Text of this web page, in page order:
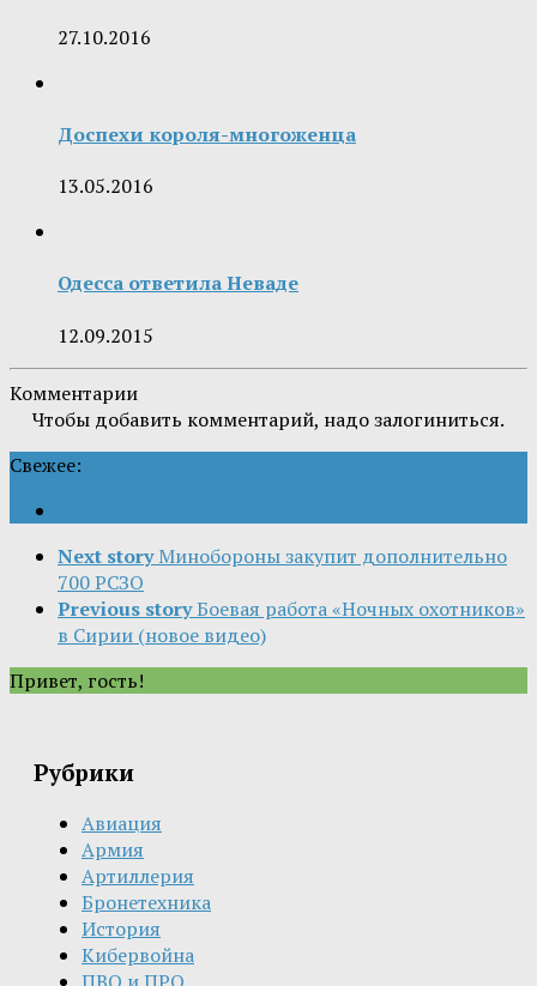
27.10.2016
Доспехи короля-многоженца
13.05.2016
Одесса ответила Неваде
12.09.2015
Комментарии
Чтобы добавить комментарий, надо залогиниться.
Свежее:
Next story Минобороны закупит дополнительно
700 РСЗО
Previous storyБоевая работа «Ночных охотников»
в Сирии (новое видео)
Привет, гость!
Рубрики
Авиация
Армия
Артиллерия
Бронетехника
История
Кибервойна